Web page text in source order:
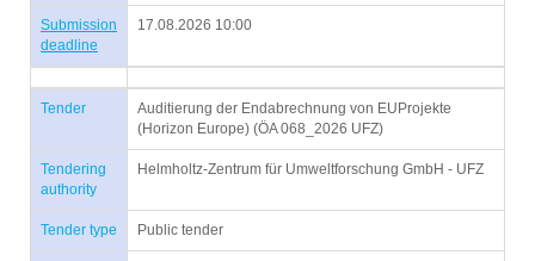
Submission
deadline
17.08.2026 10:00
Tender
Auditierung der Endabrechnung von EUProjekte
(Horizon Europe) (ÖA 068_2026 UFZ)
Tendering
authority
Helmholtz-Zentrum für Umweltforschung GmbH - UFZ
Tender type Public tender